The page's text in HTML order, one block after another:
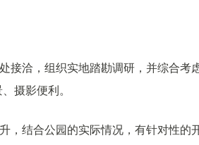
接洽，组织实地踏勘调研，并综合考
摄影便利。
，结合公园的实际情况，有针对性的